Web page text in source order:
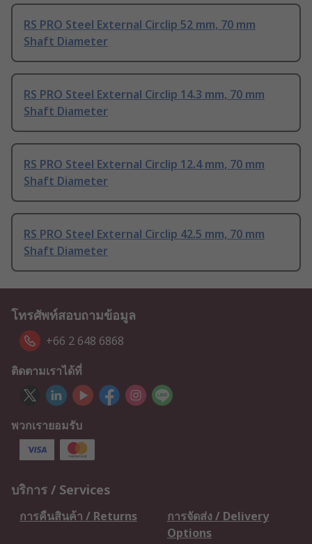
RS PRO Steel External Circlip 52 mm, 70 mm
Shaft Diameter
RS PRO Steel External Circlip 14.3 mm, 70 mm
Shaft Diameter
RS PRO Steel External Circlip 12.4 mm, 70 mm
Shaft Diameter
RS PRO Steel External Circlip 42.5 mm, 70 mm
Shaft Diameter
โทรศัพท์สอบถามข้อมูล
+66 2 648 6868
ติดตามเราได้ที่
พวกเรายอมรับ
บริการ / Services
การคืนสินค้า / Returns
การจัดส่ง / Delivery
Options